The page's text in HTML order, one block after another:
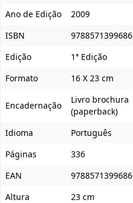
Ano de Edição
2009
ISBN
9788571399686
Edição
1ª Edição
Formato
16 X 23 cm
Encadernação
Livro brochura
(paperback)
Idioma
Português
Páginas
336
EAN
9788571399686
Altura
23 cm